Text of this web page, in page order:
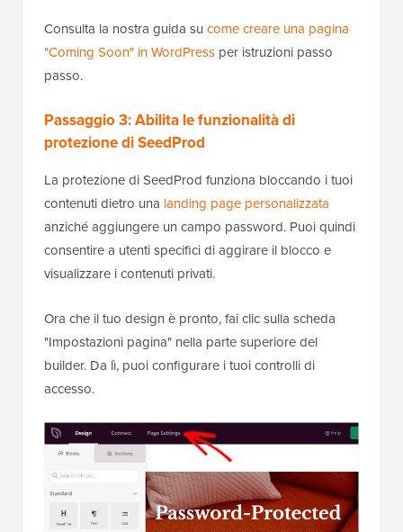
Consulta la nostra guida su come creare una pagina
"Coming Soon" in WordPress per istruzioni passo
passo.
Passaggio 3: Abilita le funzionalità di
protezione di SeedProd
La protezione di SeedProd funziona bloccando i tuoi
contenuti dietro una landing page personalizzata
anziché aggiungere un campo password. Puoi quindi
consentire a utenti specifici di aggirare il blocco e
visualizzare i contenuti privati.
Ora che il tuo design è pronto, fai clic sulla scheda
"Impostazioni pagina" nella parte superiore del
builder. Da lì, puoi configurare i tuoi controlli di
accesso.